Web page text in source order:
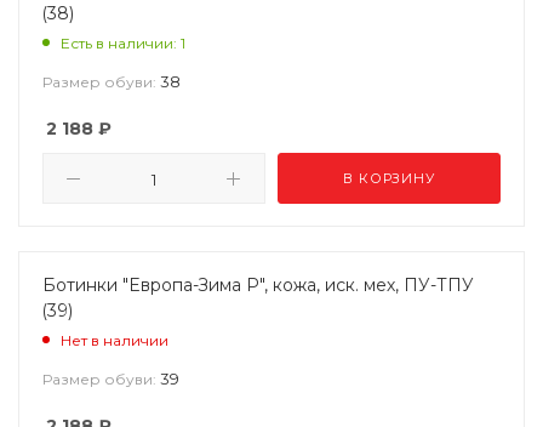
(38)
Есть в наличии: 1
Размер обуви: 38
2 188 ₽
В КОРЗИНУ
Ботинки "Европа-Зима Р", кожа, иск. мех, ПУ-ТПУ
(39)
Нет в наличии
Размер обуви: 39